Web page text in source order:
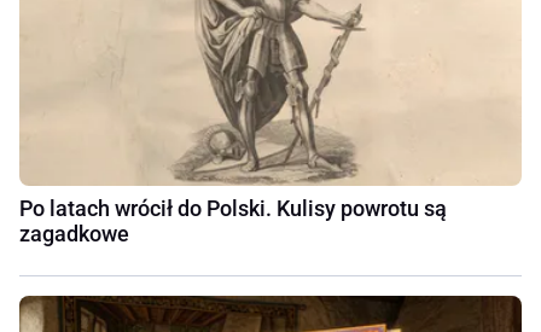
Po latach wrócił do Polski. Kulisy powrotu są
zagadkowe